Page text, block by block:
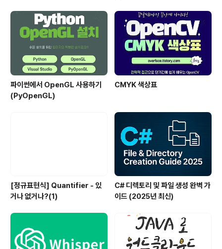
파이썬에서 OpenGL 사용하기
(PyOpenGL)
CMYK 색상표
[정규표현식] Quantifier - 있
거나 없거나?(1)
C# 디렉토리 및 파일 생성 완벽 가
이드 (2025년 최신)